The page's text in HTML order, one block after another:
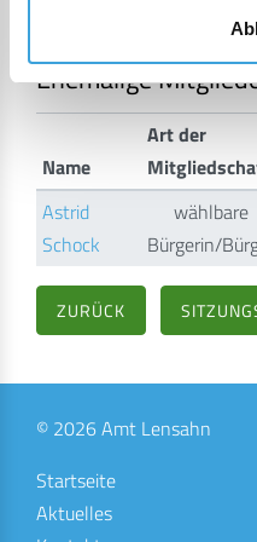
Ehemalige
Name
Art der
Astrid
Schock
wählbare
Bürgerin/
ZURÜCK
© 2026 Amt Lensahn
Startseite
Aktuelles